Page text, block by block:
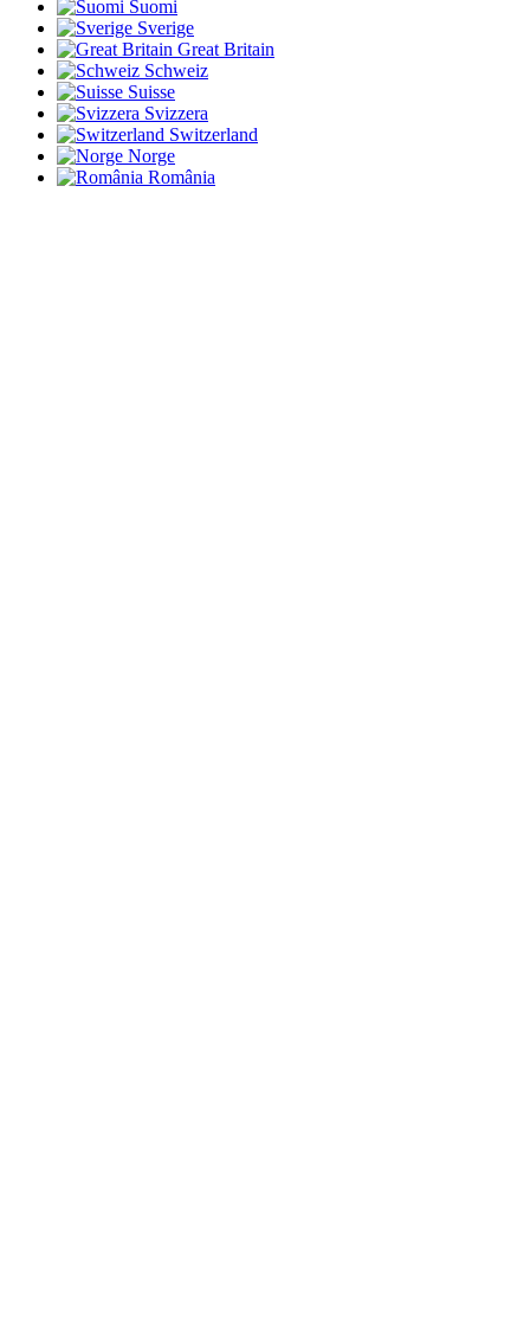
Suomi
Sverige
Great Britain
Schweiz
Suisse
Svizzera
Switzerland
Norge
România